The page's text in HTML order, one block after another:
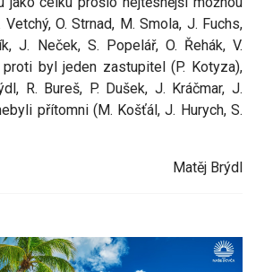
O. Strnad, M. Smola, J. Fuchs,
J. Neček, S. Popelář, O. Řehák, V.
byl jeden zastupitel (P. Kotyza),
R. Bureš, P. Dušek, J. Kráčmar, J.
přítomni (M. Košťál, J. Hurych, S.
Matěj Brýdl